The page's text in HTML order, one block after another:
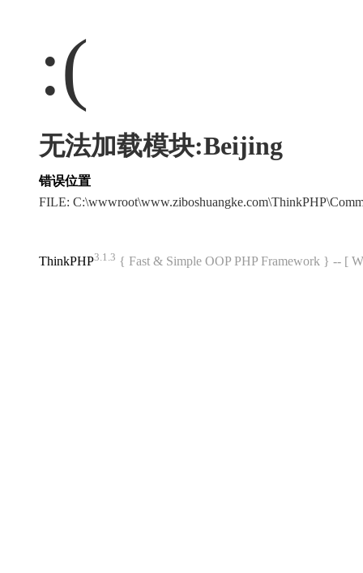
:(
无法加载模块:Beijing
错误位置
FILE:
ThinkPHP3.1.3 { Fast & Simple OOP PHP Framework } -- [